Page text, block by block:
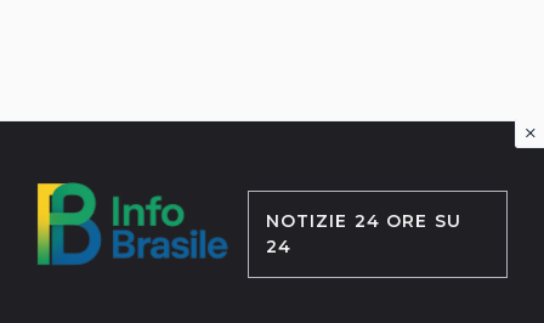
contenuto
NOTIZIE 24 ORE SU
24
×